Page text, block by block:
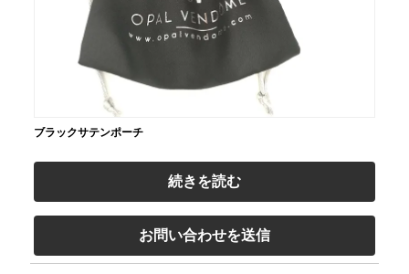
ブラックサテンポーチ
続きを読む
お問い合わせを送信